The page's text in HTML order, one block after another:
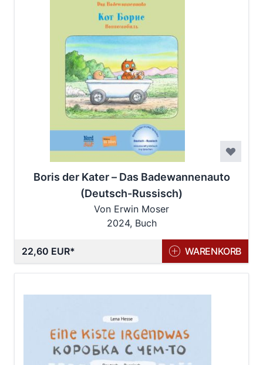
Boris der Kater – Das Badewannenauto
(Deutsch-Russisch)
Von Erwin Moser
2024, Buch
22,60 EUR WARENKORB